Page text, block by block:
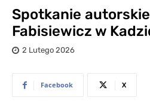
Spotkanie
Fabisiewicz w
2 Lutego 2026
Facebook X